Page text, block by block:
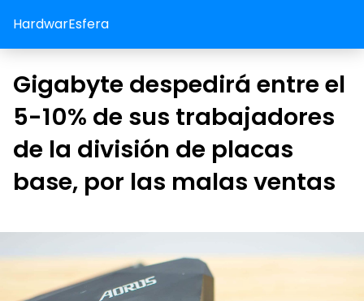
HardwarEsfera
Gigabyte despedirá entre el
5-10% de sus trabajadores
de la división de placas
base, por las malas ventas